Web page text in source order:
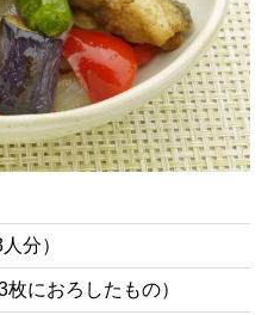
分）
枚におろしたもの）